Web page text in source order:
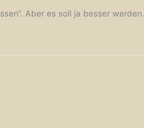
Aber es soll ja besser werden.